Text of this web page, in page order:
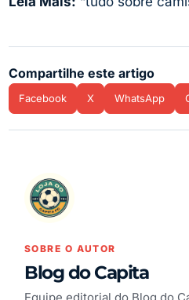
Compartilhe este artigo
Facebook X WhatsApp
SOBRE O AUTOR
Blog do Capita